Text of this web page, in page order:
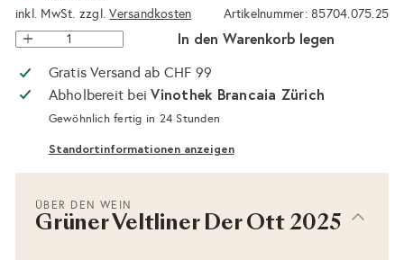
inkl. MwSt. zzgl.Versandkosten Artikelnummer: 85704.075.25
In den Warenkorb legen
Gratis Versand ab CHF 99
Abholbereit beiVinothek Brancaia Zürich
Gewöhnlich fertig in 24 Stunden
Standortinformationen anzeigen
ÜBER DEN WEIN
Grüner Veltliner Der Ott 2025